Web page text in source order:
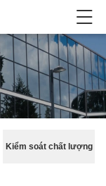
Kiểm soát chất lượng